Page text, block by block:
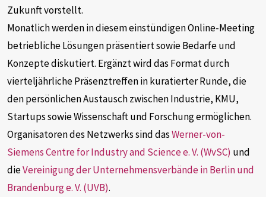
Zukunft vorstellt.
Monatlich werden in diesem einstündigen Online-Meeting
betriebliche Lösungen präsentiert sowie Bedarfe und
Konzepte diskutiert. Ergänzt wird das Format durch
vierteljährliche Präsenztreffen in kuratierter Runde, die
den persönlichen Austausch zwischen Industrie, KMU,
Startups sowie Wissenschaft und Forschung ermöglichen.
Organisatoren des Netzwerks sind dasWerner-von-
Siemens Centre for Industry and Science e. V. (WvSC) und
dieVereinigung der Unternehmensverbände in Berlin und
Brandenburg e. V. (UVB).